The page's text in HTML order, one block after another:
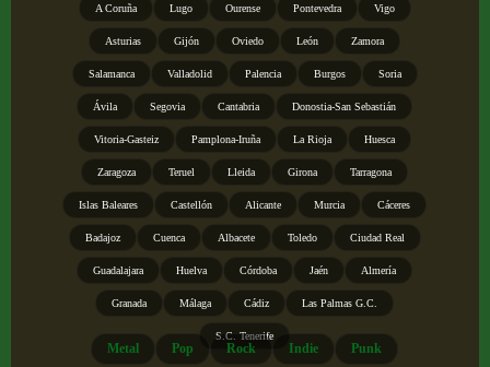
A Coruña Lugo Ourense Pontevedra Vigo
Asturias Gijón Oviedo León Zamora
Salamanca Valladolid Palencia Burgos Soria
Ávila Segovia Cantabria Donostia-San Sebastián
Vitoria-Gasteiz Pamplona-Iruña La Rioja Huesca
Zaragoza Teruel Lleida Girona Tarragona
Islas Baleares Castellón Alicante Murcia Cáceres
Badajoz Cuenca Albacete Toledo Ciudad Real
Guadalajara Huelva Córdoba Jaén Almería
Granada Málaga Cádiz Las Palmas G.C.
S.C. Tenerife
Metal Pop Rock Indie Punk